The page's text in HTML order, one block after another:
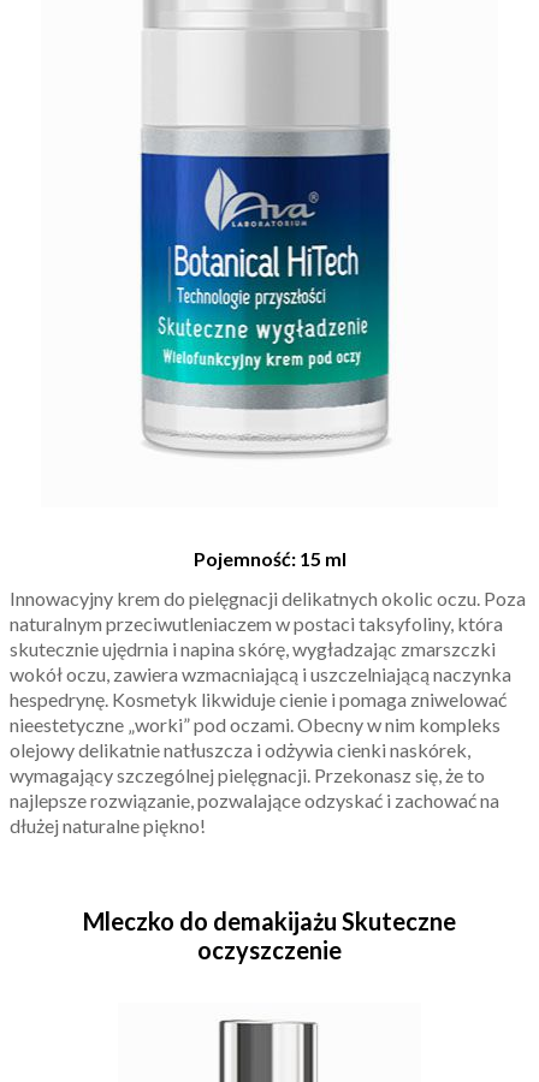
Pojemność: 15 ml
Innowacyjny krem do pielęgnacji delikatnych okolic oczu. Poza
naturalnym przeciwutleniaczem w postaci taksyfoliny, która
skutecznie ujędrnia i napina skórę, wygładzając zmarszczki
wokół oczu, zawiera wzmacniającą i uszczelniającą naczynka
hespedrynę. Kosmetyk likwiduje cienie i pomaga zniwelować
nieestetyczne „worki” pod oczami. Obecny w nim kompleks
olejowy delikatnie natłuszcza i odżywia cienki naskórek,
wymagający szczególnej pielęgnacji. Przekonasz się, że to
najlepsze rozwiązanie, pozwalające odzyskać i zachować na
dłużej naturalne piękno!
Mleczko do demakijażu Skuteczne
oczyszczenie